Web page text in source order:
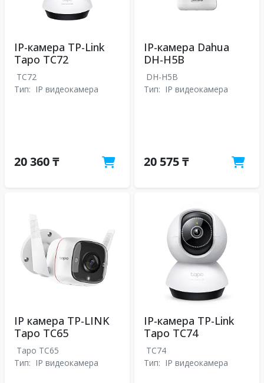
IP-камера TP-Link
Tapo TC72
TC72
Тип: IP видеокамера
20 360 ₸
IP-камера Dahua
DH-H5B
DH-H5B
Тип: IP видеокамера
20 575 ₸
IP камера TP-LINK
Tapo TC65
Tapo TC65
Тип: IP видеокамера
IP-камера TP-Link
Tapo TC74
TC74
Тип: IP видеокамера